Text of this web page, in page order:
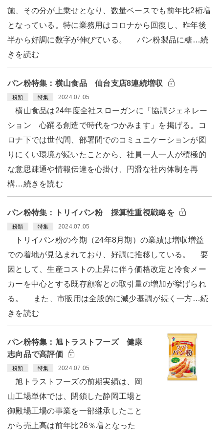
施、その分が上乗せとなり、数量ベースでも前年比2桁増
となっている。特に業務用はコロナから回復し、昨年後
半から好調に数字が伸びている。 パン粉製品に糖…続
きを読む
パン粉特集：横山食品 仙台支店8連続増収
粉類 特集 2024.07.05
横山食品は24年度全社スローガンに「協調ジェネレー
ション 心踊る創造で時代をつかみます」を掲げる。コ
ロナ下では世代間、部署間でのコミュニケーションが図
りにくい環境が続いたことから、社員一人一人が積極的
な意思疎通や情報伝達を心掛け、円滑な社内体制を再
構…続きを読む
パン粉特集：トリイパン粉 採算性重視戦略を
粉類 特集 2024.07.05
トリイパン粉の今期（24年8月期）の業績は増収増益
での着地が見込まれており、好調に推移している。 要
因として、生産コストの上昇に伴う価格改定と冷食メー
カーを中心とする既存顧客との取引量の増加が挙げられ
る。 また、市販用は全般的に減少基調が続く一方…続
きを読む
パン粉特集：旭トラストフーズ 健康
志向品で高評価
粉類 特集 2024.07.05
旭トラストフーズの前期実績は、岡
山工場単体では、閉鎖した静岡工場と
御殿場工場の事業を一部継承したこと
から売上高は前年比26％増となった